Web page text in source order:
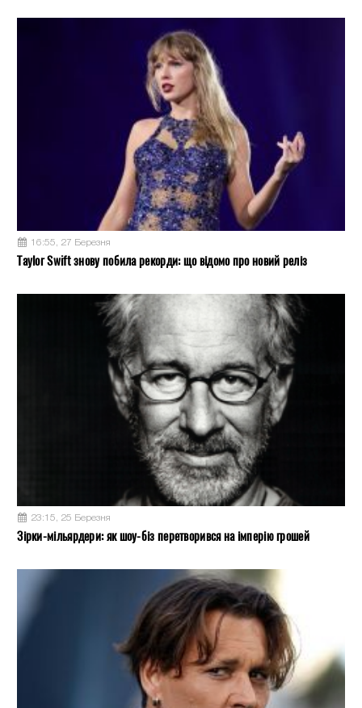
16:55, 27 Березня
Taylor Swift знову побила рекорди: що відомо про новий реліз
23:15, 25 Березня
Зірки-мільярдери: як шоу-біз перетворився на імперію грошей